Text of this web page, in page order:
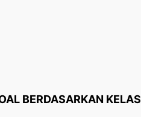
BERDASARKAN KELAS